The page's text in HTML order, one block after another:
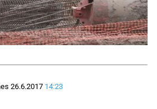
26.6.2017 14:23